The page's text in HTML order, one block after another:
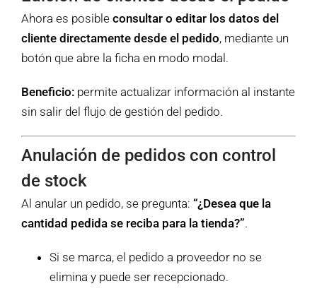
Ahora es posible consultar o editar los datos del
cliente directamente desde el pedido, mediante un
botón que abre la ficha en modo modal.
Beneficio: permite actualizar información al instante
sin salir del flujo de gestión del pedido.
Anulación de pedidos con control
de stock
Al anular un pedido, se pregunta: “¿Desea que la
cantidad pedida se reciba para la tienda?”.
Si se marca, el pedido a proveedor no se
elimina y puede ser recepcionado.